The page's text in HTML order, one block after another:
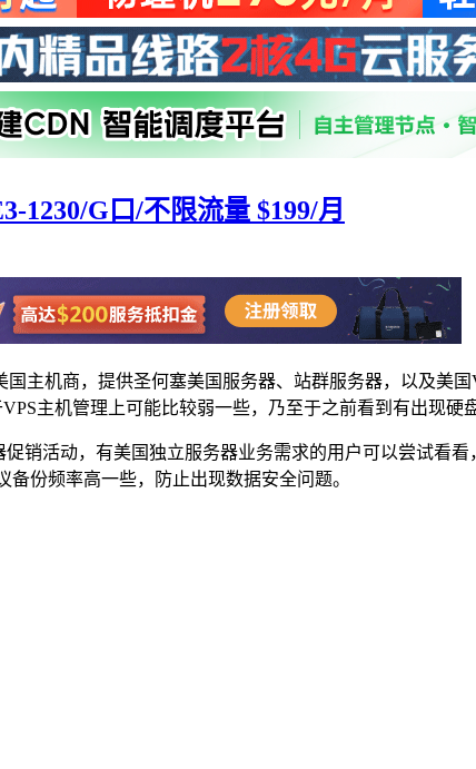
1230/G口/不限流量 $199/月
主机商，提供圣何塞美国服务器、站群服务器，以及美
主机管理上可能比较弱一些，乃至于之前看到有出现硬
销活动，有美国独立服务器业务需求的用户可以尝试看
份频率高一些，防止出现数据安全问题。